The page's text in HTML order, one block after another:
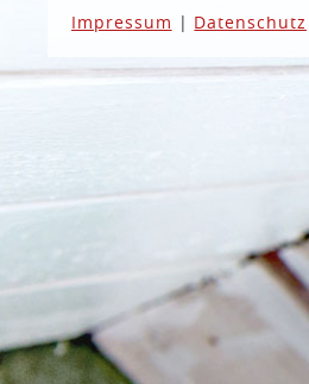
Impressum | Datenschutz